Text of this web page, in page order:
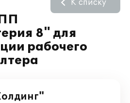
8" для
рабочего
К списку